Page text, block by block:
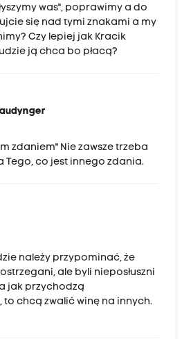
was", poprawimy a do
się nad tymi znakami a my
Czy lepiej jak Kracik
ją chca bo płacą?
zdaniem" Nie zawsze trzeba
Tego, co jest innego zdania.
należy przypominać, że
ale byli nieposłuszni
jak przychodzą
to chcą zwalić winę na innych.